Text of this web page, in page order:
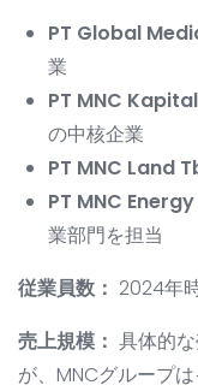
PT Global
業
PT MNC
の中核企業
PT MNC Land
PT MNC
業部門を担当
従業員数： 2024年
売上規模： 具体的
が、MNCグループ